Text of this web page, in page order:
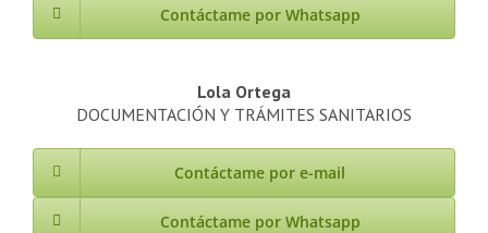
Contáctame por Whatsapp
Lola Ortega
DOCUMENTACIÓN Y TRÁMITES SANITARIOS
Contáctame por e-mail
Contáctame por Whatsapp